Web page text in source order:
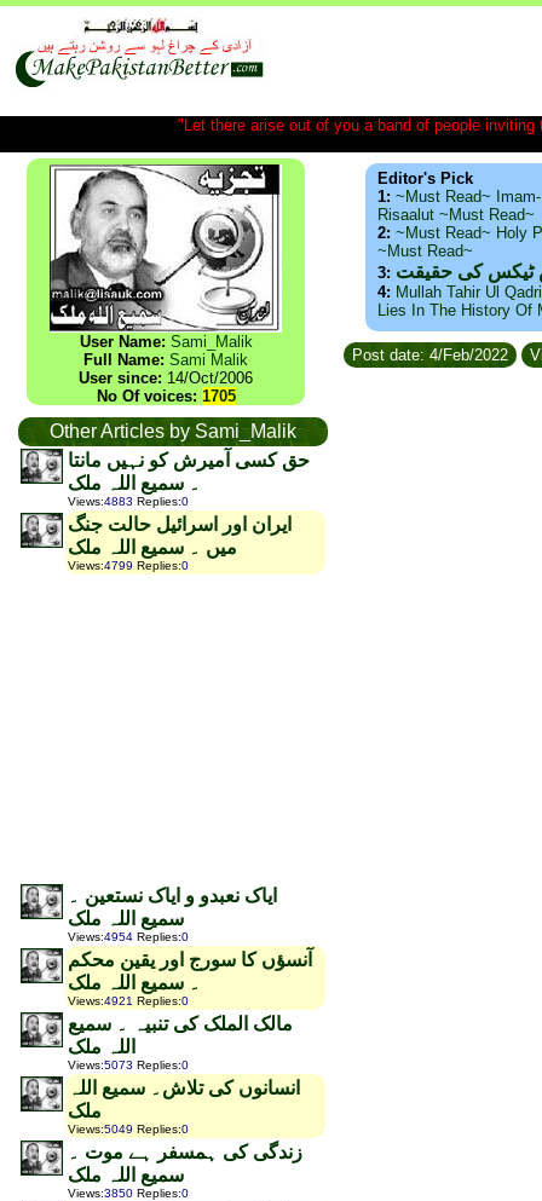
"Let there arise out of you a band of people
User Name: Sami_Malik
Full Name: Sami Malik
User since: 14/Oct/2006
No Of voices: 1705
Other Articles by Sami_Malik
حق کسی آمیرش کو نہیں مانتا
۔ سمیع اللہ ملک
Views:4883 Replies:0
ایران اور اسرائیل حالت جنگ
میں ۔ سمیع اللہ ملک
Views:4799 Replies:0
ایاک نعبدو و ایاک نستعین ۔
سمیع اللہ ملک
Views:4954 Replies:0
آنسؤں کا سورج اور یقین محکم
۔ سمیع اللہ ملک
Views:4921 Replies:0
مالک الملک کی تنبیہ ۔ سمیع
اللہ ملک
Views:5073 Replies:0
انسانوں کی تلاش۔ سمیع اللہ
ملک
Views:5049 Replies:0
زندگی کی ہمسفر ہے موت ۔
سمیع اللہ ملک
Views:3850 Replies:0
Editor's Pick
1: ~Must Read~
Risaalut ~Must Read~
2: ~Must Read~ Holy
~Must Read~
3: ٹیکس کی حقیقت
4: Mullah Tahir Ul
Lies In The History Of
Post date: 4/Feb/2022